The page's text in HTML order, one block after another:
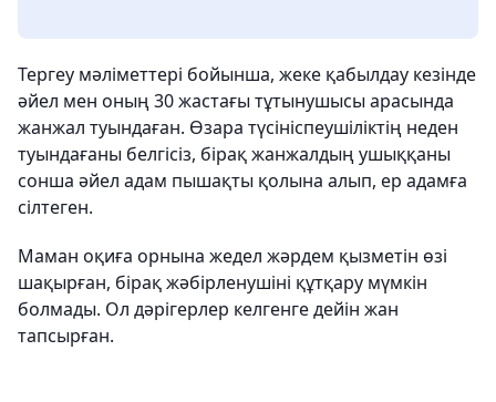
Тергеу мәліметтері бойынша, жеке қабылдау кезінде
әйел мен оның 30 жастағы тұтынушысы арасында
жанжал туындаған. Өзара түсініспеушіліктің неден
туындағаны белгісіз, бірақ жанжалдың ушыққаны
сонша әйел адам пышақты қолына алып, ер адамға
сілтеген.
Маман оқиға орнына жедел жәрдем қызметін өзі
шақырған, бірақ жәбірленушіні құтқару мүмкін
болмады. Ол дәрігерлер келгенге дейін жан
тапсырған.